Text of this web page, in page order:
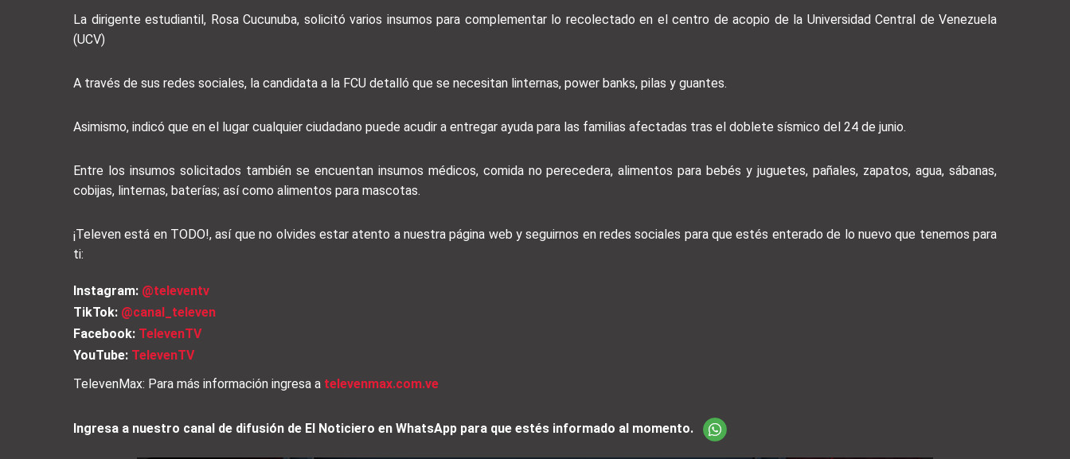
La dirigente estudiantil, Rosa Cucunuba, solicitó varios insumos para complementar lo recolectado en el centro de acopio de la Universidad Central de Venezuela
(UCV)
A través de sus redes sociales, la candidata a la FCU detalló que se necesitan linternas, power banks, pilas y guantes.
Asimismo, indicó que en el lugar cualquier ciudadano puede acudir a entregar ayuda para las familias afectadas tras el doblete sísmico del 24 de junio.
Entre los insumos solicitados también se encuentan insumos médicos, comida no perecedera, alimentos para bebés y juguetes, pañales, zapatos, agua, sábanas,
cobijas, linternas, baterías; así como alimentos para mascotas.
¡Televen está en TODO!, así que no olvides estar atento a nuestra página web y seguirnos en redes sociales para que estés enterado de lo nuevo que tenemos para
ti:
Instagram: @televentv
TikTok: @canal_televen
Facebook: TelevenTV
YouTube: TelevenTV
TelevenMax: Para más información ingresa a televenmax.com.ve
Ingresa a nuestro canal de difusión de El Noticiero en WhatsApp para que estés informado al momento.